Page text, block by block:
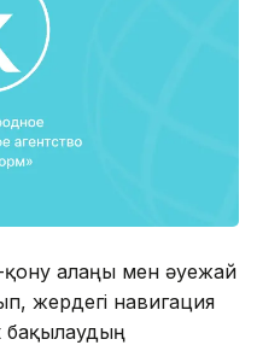
алаңы мен әуежай
жердегі навигация
бақылаудың